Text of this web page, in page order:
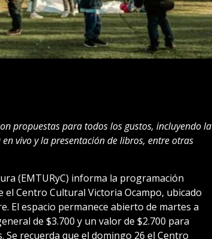
propuestas para todos los gustos, incluyendo la
vivo y la presentación de libros, entre otras
(EMTURyC) informa la programación
el Centro Cultural Victoria Ocampo, ubicado
El espacio permanece abierto de martes a
de $3.700 y un valor de $2.700 para
recuerda que el domingo 26 el Centro